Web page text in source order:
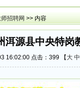
招聘网 >> 内容
洱源县中央特岗
16:02:00 点击： 399 【 大 中